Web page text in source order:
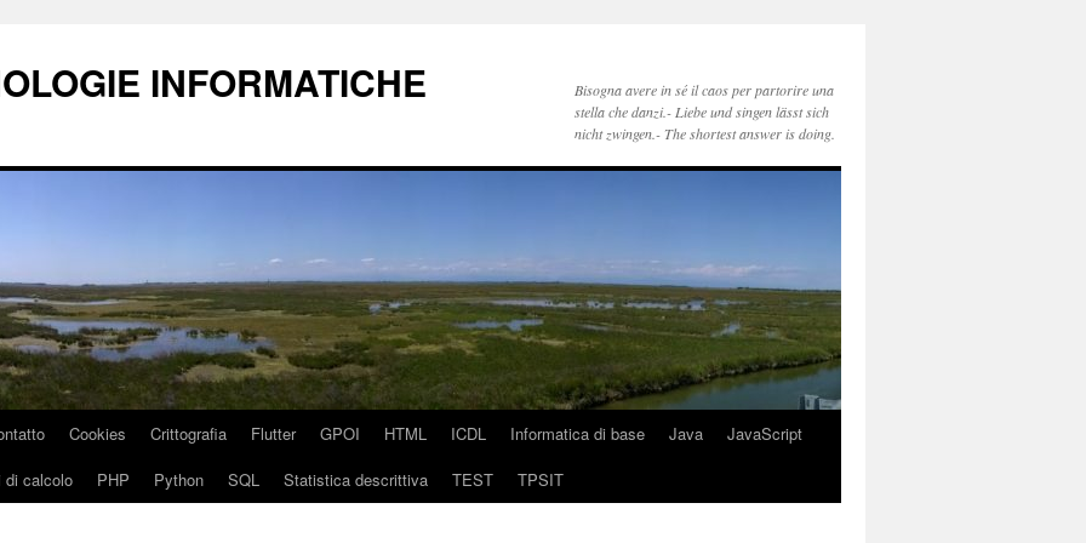
INFORMATICHE
Bisogna avere in sé il caos per partorire una
stella che danzi.- Liebe und singen lässt sich
nicht zwingen.- The shortest answer is doing.
Cookies Crittografia Flutter GPOI HTML ICDL Informatica di base Java
JavaScript
di calcolo PHP Python SQL Statistica descrittiva TEST TPSIT